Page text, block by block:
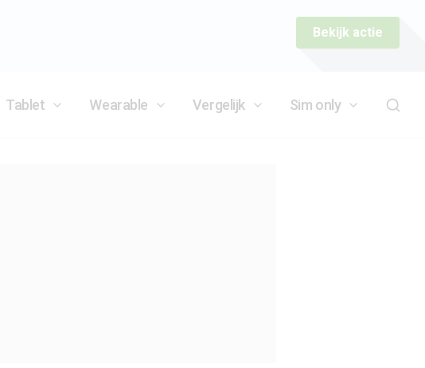
Bekijk actie
Tablet Wearable Vergelijk Sim only